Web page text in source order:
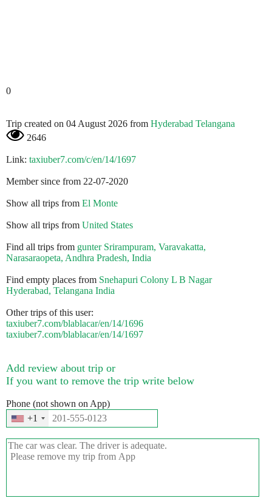
0
Trip created on 04 August 2026 from Hyderabad Telangana
2646
Link: taxiuber7.com/c/en/14/1697
Member since from 22-07-2020
Show all trips from El Monte
Show all trips from United States
Find all trips from gunter Srirampuram, Varavakatta,
Narasaraopeta, Andhra Pradesh, India
Find empty places from Snehapuri Colony L B Nagar
Hyderabad, Telangana India
Other trips of this user:
taxiuber7.com/blablacar/en/14/1696
taxiuber7.com/blablacar/en/14/1697
Add review about trip or
If you want to remove the trip write below
Phone (not shown on App)
+1